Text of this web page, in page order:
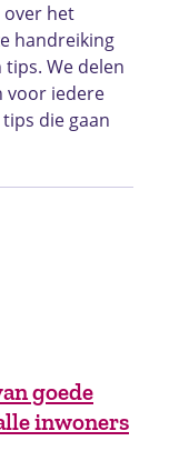
over het
handreiking
We delen
voor iedere
die gaan
goede
inwoners